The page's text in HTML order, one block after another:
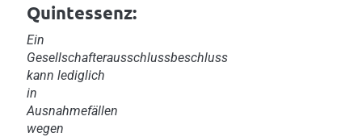
Quintessenz:
Ein
Gesellschafterausschlussbeschluss
kann lediglich
in
Ausnahmefällen
wegen